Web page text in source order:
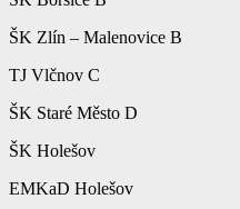
ŠK Zlín – Malenovice B
TJ Vlčnov C
ŠK Staré Město D
ŠK Holešov
EMKaD Holešov